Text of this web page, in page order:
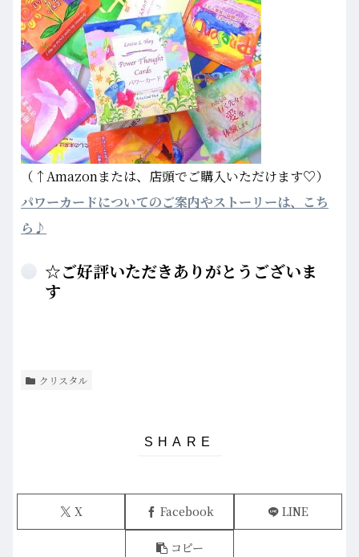
（↑Amazonまたは、店頭でご購入いただけます♡）
パワーカードについてのご案内やストーリーは、こち
ら♪
☆ご好評いただきありがとうございま
す
クリスタル
X Facebook LINE
コピー